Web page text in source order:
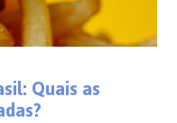
Quais as